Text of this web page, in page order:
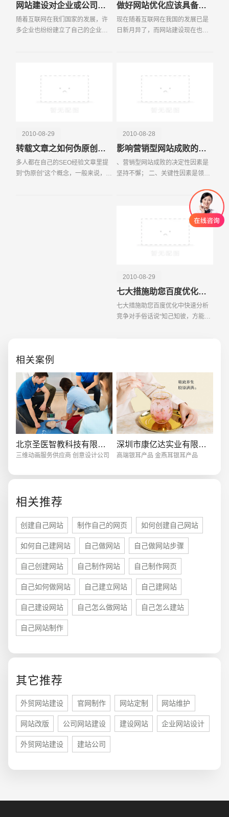
做好网站优化应该具备的知识和技巧
现在随着互联网在我国的发展已是
日新月异了，而网站建设现在也成
网站建设对企业或公司的作用有什么
随着互联网在我们国家的发展，许
多企业也纷纷建立了自己的企业网
2010-08-28
影响营销型网站成败的三项主要因素
、营销型网站成败的决定性因素是
坚持不懈； 二、关键性因素是领导
度；三、是网站建设服务提供商的
技能及专业水平。营销型网站是指
2010-08-29
转载文章之如何伪原创处理？
多人都在自己的SEO经验文章里提
到“伪原创”这个概念，一般来说，无
2010-08-29
七大措施助您百度优化中快速分析竞争对手
七大措施助您百度优化中快速分析
竞争对手俗话说“知己知彼，方能百
相关案例
北京圣医智教科技有限公司
三维动画服务供应商 创意设计公司
深圳市康亿达实业有限公司
高端银耳产品 金燕耳银耳产品
相关推荐
创建自己网站 制作自己的网页 如何创建自己网站
如何自己建网站 自己做网站 自己做网站步骤
自己创建网站 自己制作网站 自己制作网页
自己如何做网站 自己建立网站 自己建网站
自己建设网站 自己怎么做网站 自己怎么建站
自己网站制作
其它推荐
外贸网站建设 官网制作 网站定制 网站维护
网站改版 公司网站建设 建设网站 企业网站设计
外贸网站建设 建站公司
电商及系统平台开发 · 微信小程序开发 年度
您的预算 1万-3万 3万-5万 5万-8万
招标项目